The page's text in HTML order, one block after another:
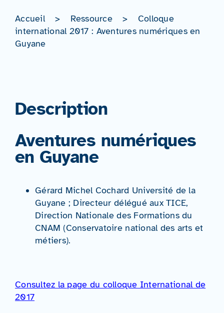
Accueil > Ressource >
Colloque
international 2017 : Aventures numériques en
Guyane
Description
Aventures numériques
en Guyane
Gérard Michel Cochard Université de la
Guyane ; Directeur délégué aux TICE,
Direction Nationale des Formations du
CNAM (Conservatoire national des arts et
métiers).
Consultez la page du colloque International de
2017